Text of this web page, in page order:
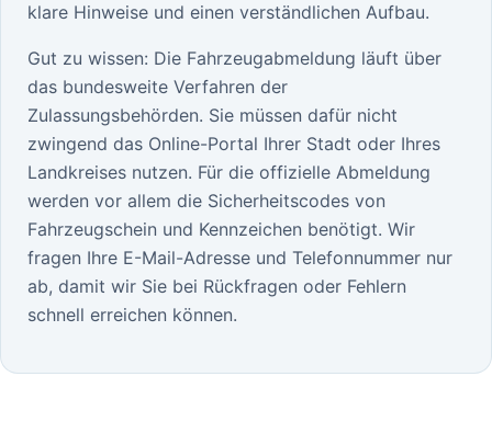
klare Hinweise und einen verständlichen Aufbau.
Gut zu wissen: Die Fahrzeugabmeldung läuft über
das bundesweite Verfahren der
Zulassungsbehörden. Sie müssen dafür nicht
zwingend das Online-Portal Ihrer Stadt oder Ihres
Landkreises nutzen. Für die offizielle Abmeldung
werden vor allem die Sicherheitscodes von
Fahrzeugschein und Kennzeichen benötigt. Wir
fragen Ihre E-Mail-Adresse und Telefonnummer nur
ab, damit wir Sie bei Rückfragen oder Fehlern
schnell erreichen können.